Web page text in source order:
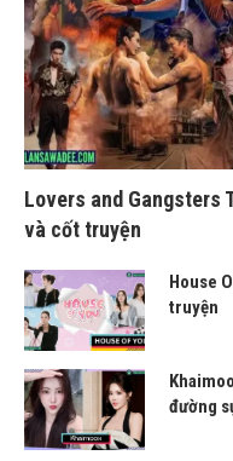
Lovers and Gangsters
và cốt truyện
House
truyện
đường